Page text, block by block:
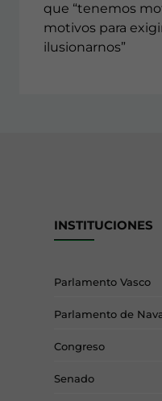
que “tenemos
motivos para
ilusionarnos”
INSTITUCIONES
Parlamento Vasco
Parlamento de
Congreso
Senado